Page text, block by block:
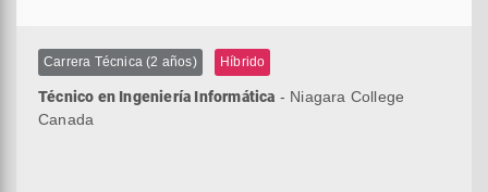
Carrera Técnica (2 años) Híbrido
Técnico en Ingeniería Informática - Niagara College
Canada